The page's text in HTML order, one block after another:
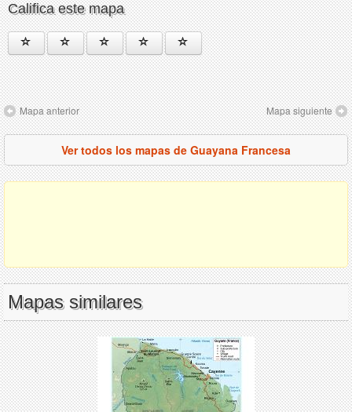
Califica este mapa
Mapa anterior Mapa siguiente
Ver todos los mapas de Guayana Francesa
Mapas similares